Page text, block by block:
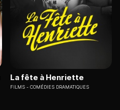
La fête à Henriette
FILMS COMÉDIES DRAMATIQUES